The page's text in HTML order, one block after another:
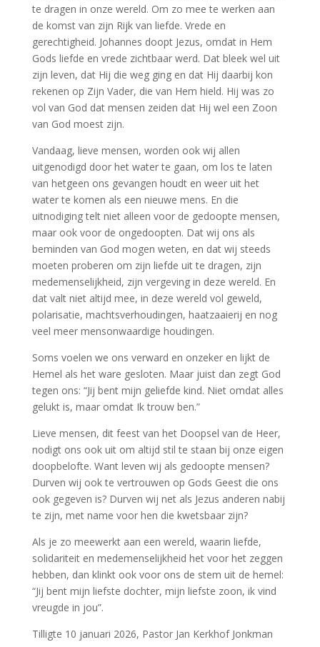
te dragen in onze wereld. Om zo mee te werken aan
de komst van zijn Rijk van liefde. Vrede en
gerechtigheid. Johannes doopt Jezus, omdat in Hem
Gods liefde en vrede zichtbaar werd. Dat bleek wel uit
zijn leven, dat Hij die weg ging en dat Hij daarbij kon
rekenen op Zijn Vader, die van Hem hield. Hij was zo
vol van God dat mensen zeiden dat Hij wel een Zoon
van God moest zijn.
Vandaag, lieve mensen, worden ook wij allen
uitgenodigd door het water te gaan, om los te laten
van hetgeen ons gevangen houdt en weer uit het
water te komen als een nieuwe mens. En die
uitnodiging telt niet alleen voor de gedoopte mensen,
maar ook voor de ongedoopten. Dat wij ons als
beminden van God mogen weten, en dat wij steeds
moeten proberen om zijn liefde uit te dragen, zijn
medemenselijkheid, zijn vergeving in deze wereld. En
dat valt niet altijd mee, in deze wereld vol geweld,
polarisatie, machtsverhoudingen, haatzaaierij en nog
veel meer mensonwaardige houdingen.
Soms voelen we ons verward en onzeker en lijkt de
Hemel als het ware gesloten. Maar juist dan zegt God
tegen ons: “Jij bent mijn geliefde kind. Niet omdat alles
gelukt is, maar omdat Ik trouw ben.”
Lieve mensen, dit feest van het Doopsel van de Heer,
nodigt ons ook uit om altijd stil te staan bij onze eigen
doopbelofte. Want leven wij als gedoopte mensen?
Durven wij ook te vertrouwen op Gods Geest die ons
ook gegeven is? Durven wij net als Jezus anderen nabij
te zijn, met name voor hen die kwetsbaar zijn?
Als je zo meewerkt aan een wereld, waarin liefde,
solidariteit en medemenselijkheid het voor het zeggen
hebben, dan klinkt ook voor ons de stem uit de hemel:
“Jij bent mijn liefste dochter, mijn liefste zoon, ik vind
vreugde in jou”.
Tilligte 10 januari 2026, Pastor Jan Kerkhof Jonkman